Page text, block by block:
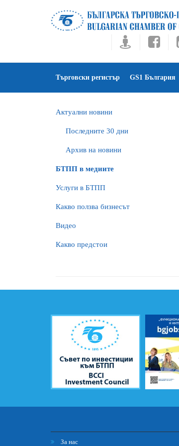
Търговски регистър GS1 България
Актуални новини
Последните 30 дни
Архив на новини
БTПП в медиите
Услуги в БТПП
Какво ползва бизнесът
Видео
Какво предстои
За нас